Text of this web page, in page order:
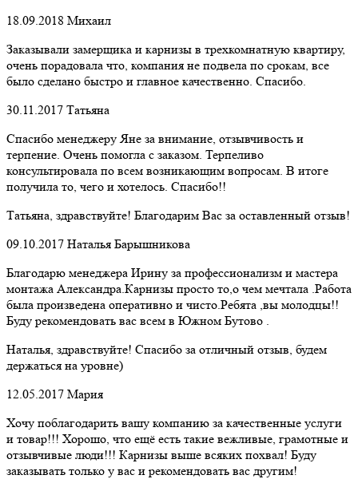
18.09.2018 Михаил
Заказывали замерщика и карнизы в трехкомнатную квартиру,
очень порадовала что, компания не подвела по срокам, все
было сделано быстро и главное качественно. Спасибо.
30.11.2017 Татьяна
Спасибо менеджеру Яне за внимание, отзывчивость и
терпение. Очень помогла с заказом. Терпеливо
консультировала по всем возникающим вопросам. В итоге
получила то, чего и хотелось. Спасибо!!
Татьяна, здравствуйте! Благодарим Вас за оставленный отзыв!
09.10.2017 Наталья Барышникова
Благодарю менеджера Ирину за профессионализм и мастера
монтажа Александра.Карнизы просто то,о чем мечтала .Работа
была произведена оперативно и чисто.Ребята ,вы молодцы!!
Буду рекомендовать вас всем в Южном Бутово .
Наталья, здравствуйте! Спасибо за отличный отзыв, будем
держаться на уровне)
12.05.2017 Мария
Хочу поблагодарить вашу компанию за качественные услуги
и товар!!! Хорошо, что ещё есть такие вежливые, грамотные и
отзывчивые люди!!! Карнизы выше всяких похвал! Буду
заказывать только у вас и рекомендовать вас другим!